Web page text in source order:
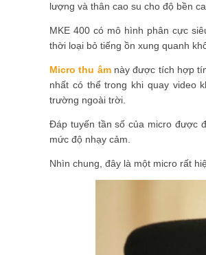
lượng và thân cao su cho độ bền
MKE 400 có mô hình phân cực
thời loại bỏ tiếng ồn xung quanh
Micro thu âmnày được tích hợp
nhất có thể trong khi quay video
trường ngoài trời.
Đáp tuyến tần số của micro được
mức độ nhạy cảm.
Nhìn chung, đây là một micro rất